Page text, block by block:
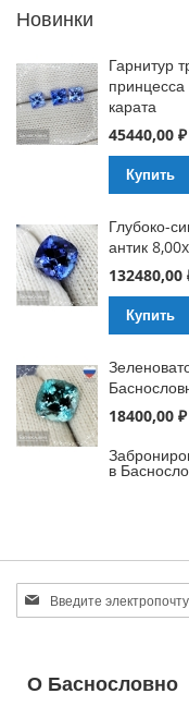
Новинки
Гарнитур
карата
Special
45440,00 ₽
Купить
Глубоко-
антик
Special
132480,00
Купить
18400,00 ₽
в
Sign
Up
Newsletter:
О Баснословно